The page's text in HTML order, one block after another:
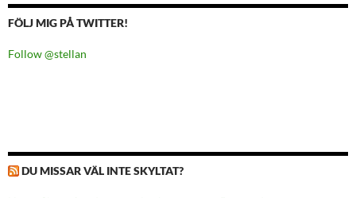
FÖLJ MIG PÅ TWITTER!
Follow @stellan
DU MISSAR VÄL INTE SKYLTAT?